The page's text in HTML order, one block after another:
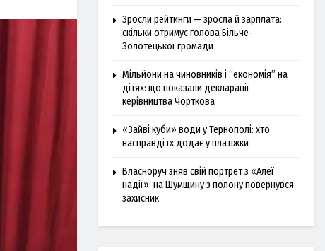
Зросли рейтинги — зросла й зарплата:
скільки отримує голова Більче-
Золотецької громади
Мільйони на чиновників і “економія” на
дітях: що показали декларації
керівництва Чорткова
«Зайві куби» води у Тернополі: хто
насправді їх додає у платіжки
Власноруч зняв свій портрет з «Алеї
надії»: на Шумщину з полону повернувся
захисник